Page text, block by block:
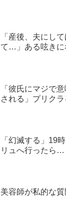
「産後、夫にし
て…」ある呟きに
「彼氏にマジで
される」プリク
「幻滅する」19
リュへ行ったら…
美容師が私的な